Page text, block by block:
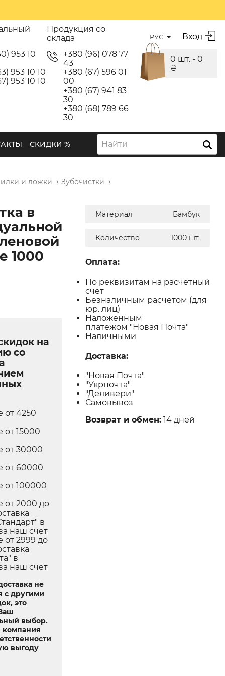
953 10
953 10 10
953 10 10
Продукция со
склада
+380 (96) 078 77
43
+380 (67) 596 01
00
+380 (67) 941 83
30
+380 (68) 789 66
30
РУС Вход
0 шт. - 0
₴
СКИДКИ % Найти
и ложки → Зубочистки →
в
1000
на
со
от 4250
от 15000
от 30000
от 60000
от 100000
от 2000 до
в
наш счет
от 2999 до
в
наш счет
не
с другими
это
выбор.
выгоду
Материал Бамбук
Количество 1000 шт.
Оплата:
По реквизитам на расчётный
счёт
Безналичным расчетом (для
юр. лиц)
Наложенным
платежом "Новая Почта"
Наличными
Доставка:
"Новая Почта"
"Укрпочта"
"Деливери"
Самовывоз
Возврат и обмен:14 дней